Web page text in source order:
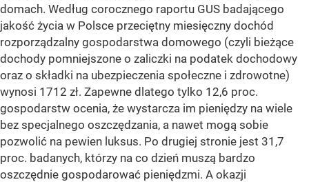
domach. Według corocznego raportu GUS badającego
jakość życia w Polsce przeciętny miesięczny dochód
rozporządzalny gospodarstwa domowego (czyli bieżące
dochody pomniejszone o zaliczki na podatek dochodowy
oraz o składki na ubezpieczenia społeczne i zdrowotne)
wynosi 1712 zł. Zapewne dlatego tylko 12,6 proc.
gospodarstw ocenia, że wystarcza im pieniędzy na wiele
bez specjalnego oszczędzania, a nawet mogą sobie
pozwolić na pewien luksus. Po drugiej stronie jest 31,7
proc. badanych, którzy na co dzień muszą bardzo
oszczędnie gospodarować pieniędzmi. A okazji